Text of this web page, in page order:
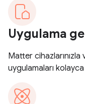
Uygulama
Matter
uygulamaları